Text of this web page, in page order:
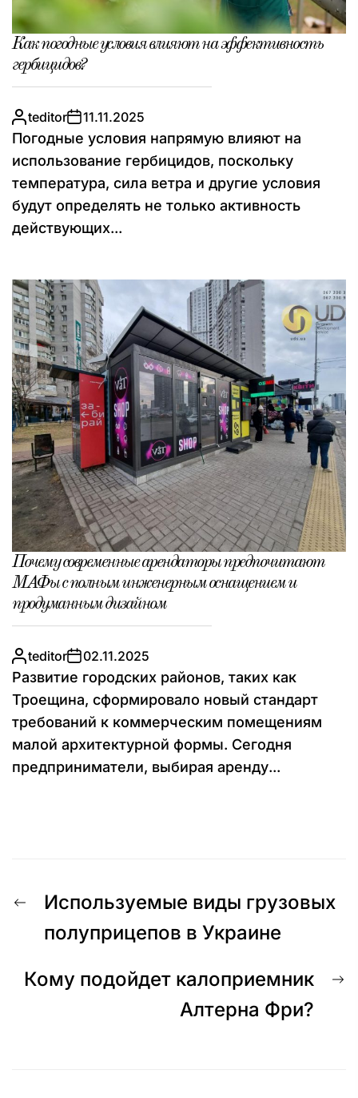
Как погодные условия влияют на эффективность
гербицидов?
teditor 11.11.2025
Погодные условия напрямую влияют на
использование гербицидов, поскольку
температура, сила ветра и другие условия
будут определять не только активность
действующих...
Почему современные арендаторы предпочитают
МАФы с полным инженерным оснащением и
продуманным дизайном
teditor 02.11.2025
Развитие городских районов, таких как
Троещина, сформировало новый стандарт
требований к коммерческим помещениям
малой архитектурной формы. Сегодня
предприниматели, выбирая аренду...
Навигация
по
записям
Предыдущая
запись:
Используемые виды грузовых
полуприцепов в Украине
Кому подойдет калоприемник
Алтерна Фри?